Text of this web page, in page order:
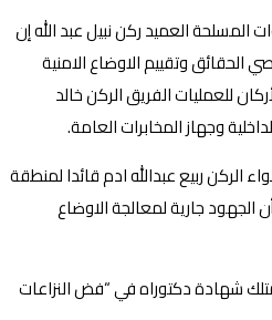
العميد ركن نبيل عبد الله إن
الحقائق وتقييم الاوضاع الامنية
للعمليات الفريق الركن خالد
وجهاز المخابرات العامة.
الركن ربيع عبدالله ادم قائدا لمنطقة
الجهود جارية لمعالجة الاوضاع
يمتلك شهادة دكتوراه في “فض النزاعات